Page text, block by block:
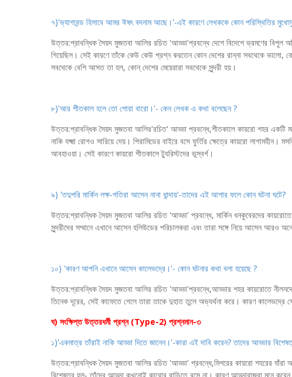
৭)'ভ্যাগাবন্ড হিসাবে আমর ঈষৎ বদনাম আছে।'-এই কারণে লেখককে কোন পরিস্থিতির
উত্তর:প্রাবন্ধিক সৈয়দ মুজতবা আলির রচিত 'আড্ডা'প্রবন্ধে দেশে বিদেশে ভ্রমণের বিপুল
গিয়েছিল। সেই কারণে তাঁকে কেউ কেউ প্রশ্ন করতেন কোন দেশের রান্না সবথেকে
সবথেকে বেশি আসত তা হল, কোন্ দেশের মেয়েরারা সবথেকে সুন্দরী হয়।
৮)'আর শীতকাল হলে তো পোয়া বারো।'- কেন লেখক এ কথা বলেছেন ?
উত্তর:প্রাবন্ধিক সৈয়দ মুজতবা আলির'রচিত' আড্ডা প্রবন্ধে,শীতকালে কায়রো শহর একটি
নাকি যক্ষ্মা রোগও সারিয়ে দেয়। পিরামিডের বাইরে বসে ফুর্তির ক্ষেত্রে কায়রো লাগামহীন।
আবহাওয়া। সেই কারণে কায়রো শীতকালে ট্যুরিস্টদের ভূস্বর্গ।
৯) 'তদুপরি মার্কিন লক্ষ-পতিরা আসেন নানা ধান্দায়'-তাদের এই আশার ফলে কোন ঘটনা ঘটে?
উত্তর:প্রাবন্ধিক সৈয়দ মুজতবা আলির রচিত 'আড্ডা' প্রবন্ধে, মার্কিন ধনকুবেরদের
সুন্দরীদের সম্মানে এখানে আসেন হলিউডের পরিচালকরা এবং তারা সঙ্গে নিয়ে আসেন আরও
১০) 'কারণ আপনি এখানে আসেন কালেভদ্রে।'- কোন ঘটনার কথা বলা হয়েছে ?
উত্তর:প্রাবন্ধিক সৈয়দ মুজতবা আলির রচিত 'আড্ডা'প্রবন্ধে,আড্ডার শহর কায়রোতে
তিনেক দূরের, সেই কাফেতে গেলে তারা তাকে দুহাত তুলে অভ্যর্থনা করে। কারণ কালেভদ্রে
ঘ) সংক্ষিপ্ত উত্তরধর্মী প্রশ্ন (Type-2) প্রশ্নমান-৩
১)'একমাত্র তাঁরাই নাকি আড্ডা দিতে জানেন।'-কারা এই দাবি করেন? তাদের আড্ডার
উত্তর:প্রাবন্ধিক সৈয়দ মুজতবা আলির রচিত 'আড্ডা' প্রবন্ধে,মিশরের কায়রো শহরের যাঁরা